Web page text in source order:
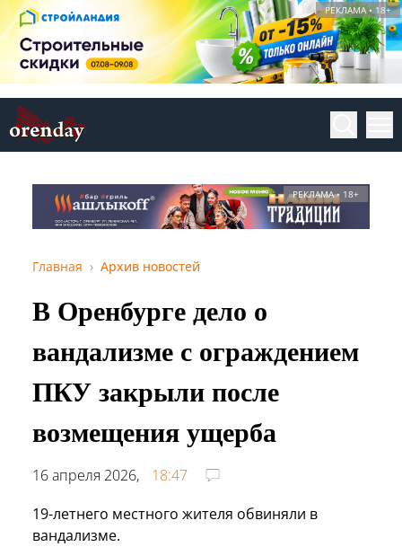
РЕКЛАМА • 18+
РЕКЛАМА • 18+
Главная Архив новостей
В Оренбурге дело о
вандализме с ограждением
ПКУ закрыли после
возмещения ущерба
16 апреля 2026,
18:47
19-летнего местного жителя обвиняли в
вандализме.